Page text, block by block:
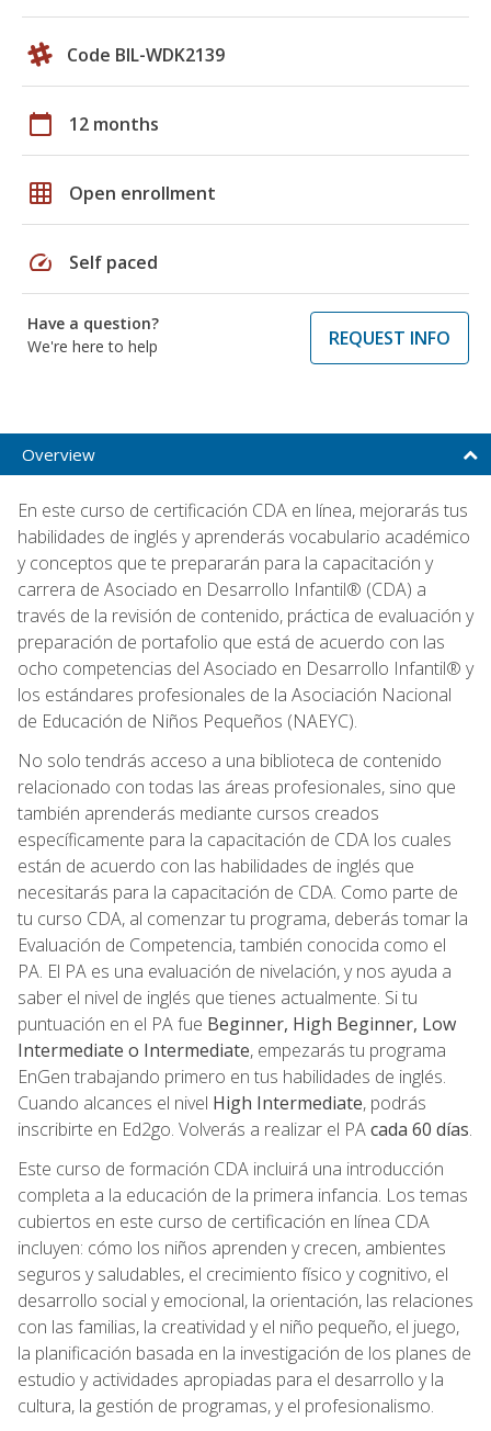
Code BIL-WDK2139
calendar_today 12 months
grid_on Open enrollment
speed Self paced
Have a question?
We're here to help
REQUEST INFO
Overview
En este curso de certificación CDA en línea, mejorarás tus
habilidades de inglés y aprenderás vocabulario académico
y conceptos que te prepararán para la capacitación y
carrera de Asociado en Desarrollo Infantil® (CDA) a
través de la revisión de contenido, práctica de evaluación y
preparación de portafolio que está de acuerdo con las
ocho competencias del Asociado en Desarrollo Infantil® y
los estándares profesionales de la Asociación Nacional
de Educación de Niños Pequeños (NAEYC).
No solo tendrás acceso a una biblioteca de contenido
relacionado con todas las áreas profesionales, sino que
también aprenderás mediante cursos creados
específicamente para la capacitación de CDA los cuales
están de acuerdo con las habilidades de inglés que
necesitarás para la capacitación de CDA. Como parte de
tu curso CDA, al comenzar tu programa, deberás tomar la
Evaluación de Competencia, también conocida como el
PA. El PA es una evaluación de nivelación, y nos ayuda a
saber el nivel de inglés que tienes actualmente. Si tu
puntuación en el PA fue Beginner, High Beginner, Low
Intermediate o Intermediate, empezarás tu programa
EnGen trabajando primero en tus habilidades de inglés.
Cuando alcances el nivel High Intermediate, podrás
inscribirte en Ed2go. Volverás a realizar el PAcada 60 días.
Este curso de formación CDA incluirá una introducción
completa a la educación de la primera infancia. Los temas
cubiertos en este curso de certificación en línea CDA
incluyen: cómo los niños aprenden y crecen, ambientes
seguros y saludables, el crecimiento físico y cognitivo, el
desarrollo social y emocional, la orientación, las relaciones
con las familias, la creatividad y el niño pequeño, el juego,
la planificación basada en la investigación de los planes de
estudio y actividades apropiadas para el desarrollo y la
cultura, la gestión de programas, y el profesionalismo.